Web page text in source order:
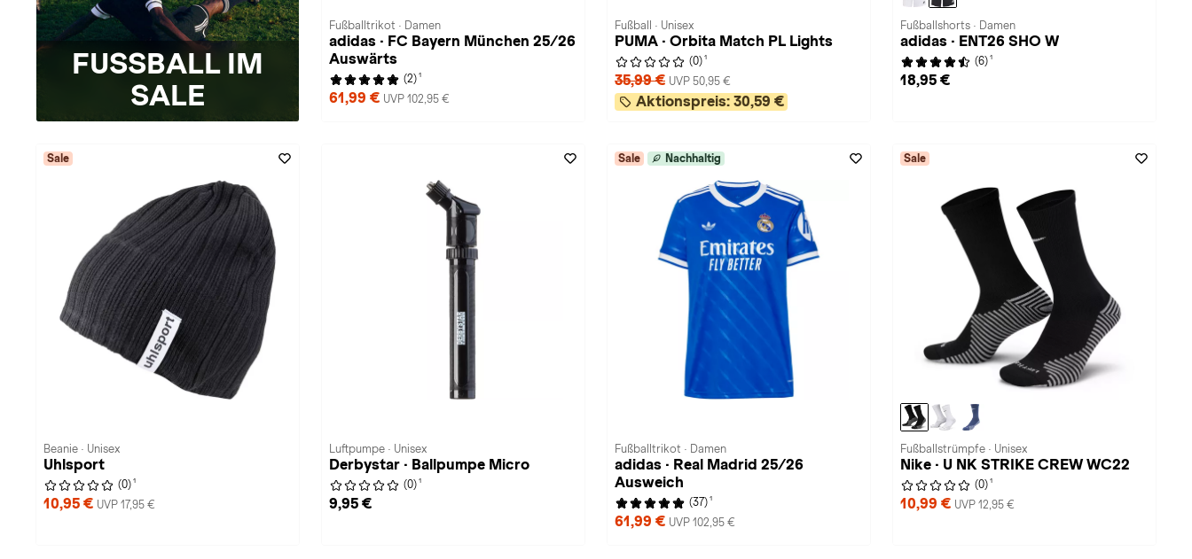
FUSSBALL IM
SALE
Fußballtrikot · Damen
adidas · FC Bayern München 25/26
Auswärts
(2) 1
61,99 € UVP 102,95 €
Fußball · Unisex
PUMA · Orbita Match PL Lights
(0) 1
35,99 € UVP 50,95 €
Aktionspreis: 30,59 €
Fußballshorts · Damen
adidas · ENT26 SHO W
(6) 1
18,95 €
Sale
Beanie · Unisex
Uhlsport
(0) 1
10,95 € UVP 17,95 €
Luftpumpe · Unisex
Derbystar · Ballpumpe Micro
(0) 1
9,95 €
Sale Nachhaltig
Fußballtrikot · Damen
adidas · Real Madrid 25/26
Ausweich
(37) 1
61,99 € UVP 102,95 €
Sale
Fußballstrümpfe · Unisex
Nike · U NK STRIKE CREW WC22
(0) 1
10,99 € UVP 12,95 €